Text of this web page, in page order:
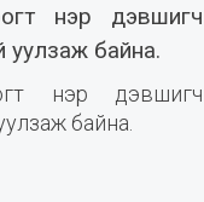
нэр дэвшигч
уулзаж байна.
нэр дэвшигч
байна.